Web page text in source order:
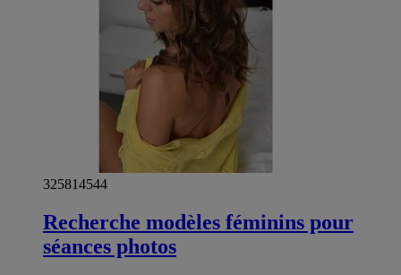
325814544
Recherche modèles féminins pour
séances photos